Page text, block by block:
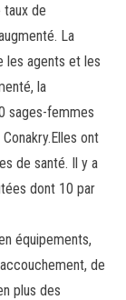
taux de
La
les agents et les
la
sages-femmes
ont
de santé. Il y a
dont 10 par
équipements,
de
plus des